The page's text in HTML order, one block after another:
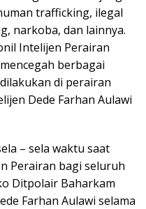
trafficking, ilegal
narkoba, dan lainnya.
Intelijen Perairan
berbagai
di perairan
Dede Farhan Aulawi
– sela waktu saat
Perairan bagi seluruh
Ditpolair Baharkam
Farhan Aulawi selama